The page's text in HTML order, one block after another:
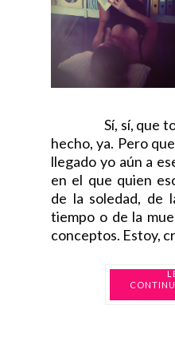
Sí, sí, que
hecho, ya. Pero
llegado yo aún a
en el que quien
de la soledad, de
tiempo o de la
conceptos. Estoy,